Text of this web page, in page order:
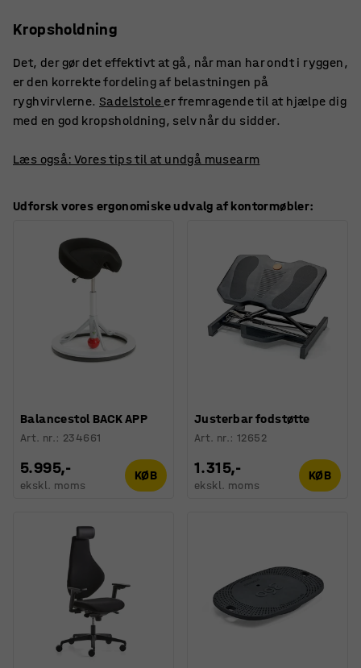
Kropsholdning
Det, der gør det effektivt at gå, når man har ondt i ryggen,
er den korrekte fordeling af belastningen på
ryghvirvlerne. Sadelstole er fremragende til at hjælpe dig
med en god kropsholdning, selv når du sidder.
Læs også: Vores tips til at undgå musearm
Udforsk vores ergonomiske udvalg af kontormøbler:
Balancestol BACK APP
Art. nr.: 234661
5.995,-
ekskl. moms
KØB
Justerbar fodstøtte
Art. nr.:12652
1.315,-
ekskl. moms
KØB